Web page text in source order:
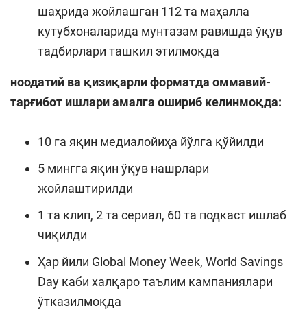
шаҳрида жойлашган 112 та маҳалла
кутубхоналарида мунтазам равишда ўқув
тадбирлари ташкил этилмоқда
ноодатий ва қизиқарли форматда оммавий-
тарғибот ишлари амалга ошириб келинмоқда:
10 га яқин медиалойиҳа йўлга қўйилди
5 мингга яқин ўқув нашрлари
жойлаштирилди
1 та клип, 2 та сериал, 60 та подкаст ишлаб
чиқилди
Ҳар йили Global Money Week, World Savings
Day каби халқаро таълим кампаниялари
ўтказилмоқда